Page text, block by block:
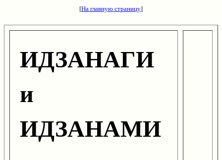
[На главную страницу]
ИДЗАНАГИ
и
ИДЗАНАМИ